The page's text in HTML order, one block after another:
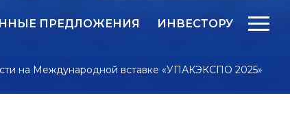
ПРЕДЛОЖЕНИЯ ИНВЕСТОРУ
на Международной вставке «УПАКЭКСПО 2025»